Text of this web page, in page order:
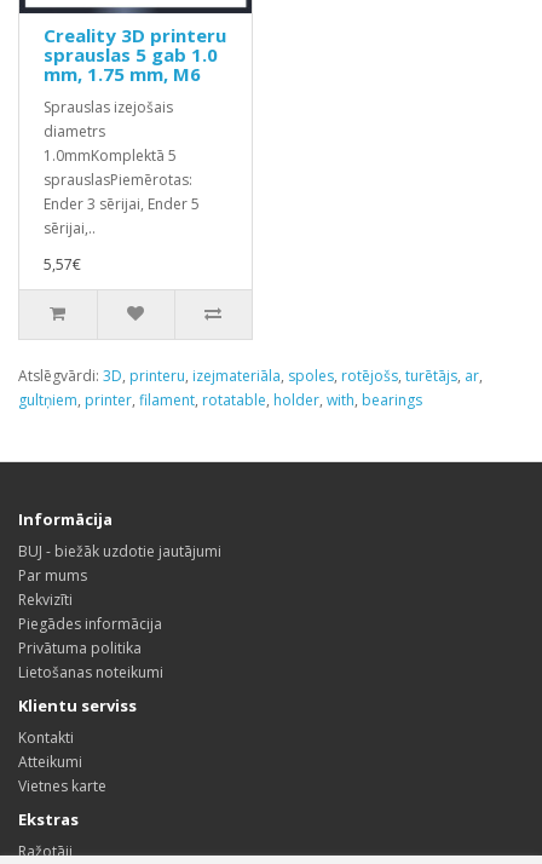
Creality 3D printeru
sprauslas 5 gab 1.0
mm, 1.75 mm, M6
Sprauslas izejošais
diametrs
1.0mmKomplektā 5
sprauslasPiemērotas:
Ender 3 sērijai, Ender 5
sērijai,..
5,57€
Atslēgvārdi: 3D, printeru, izejmateriāla, spoles, rotējošs, turētājs, ar,
gultņiem, printer, filament, rotatable, holder, with, bearings
Informācija
BUJ - biežāk uzdotie jautājumi
Par mums
Rekvizīti
Piegādes informācija
Privātuma politika
Lietošanas noteikumi
Klientu serviss
Kontakti
Atteikumi
Vietnes karte
Ekstras
Ražotāji